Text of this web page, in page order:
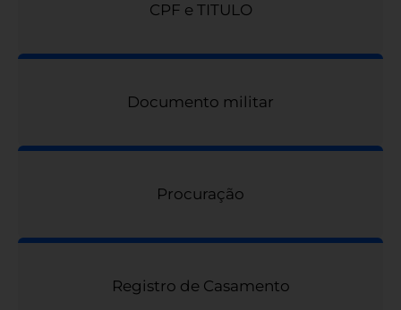
CPF e TITULO
Documento militar
Procuração
Registro de Casamento